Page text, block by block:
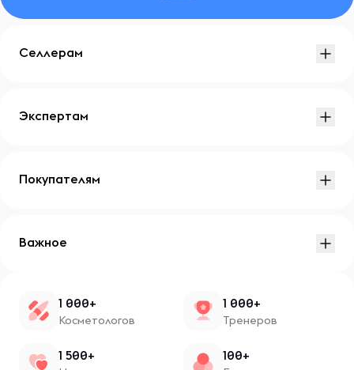
Селлерам
Экспертам
Покупателям
Важное
1 000+
Косметологов
1 000+
Тренеров
1 500+ 100+